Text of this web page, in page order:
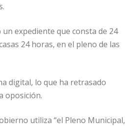
expediente que consta de 24
24 horas, en el pleno de las
digital, lo que ha retrasado
oposición.
utiliza “el Pleno Municipal,